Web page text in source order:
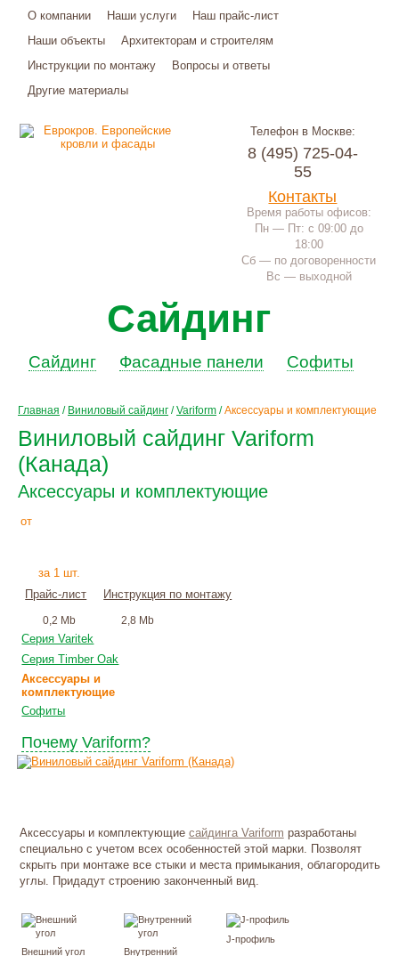
О компании Наши услуги
Наш прайс-лист
Наши объекты
Архитекторам и строителям
Инструкции по монтажу
Вопросы и ответы
Другие материалы
Телефон в Москве:
8 (495) 725-04-
55
Контакты
Время работы офисов:
Пн — Пт: с 09:00 до
18:00
Сб — по договоренности
Вс — выходной
Сайдинг
Сайдинг Фасадные панели Софиты
Главная / Виниловый сайдинг /Variform /Аксессуары и комплектующие
Виниловый сайдинг Variform
(Канада)
Аксессуары и комплектующие
от
за 1 шт.
Прайс-лист
0,2 Mb
Инструкция по монтажу
2,8 Mb
Серия Varitek
Серия Timber Oak
Аксессуары и
комплектующие
Софиты
Почему Variform?
Аксессуары и комплектующие сайдинга Variform разработаны
специально с учетом всех особенностей этой марки. Позволят
скрыть при монтаже все стыки и места примыкания, облагородить
углы. Придадут строению законченный вид.
Внешний угол
Внутренний
J-профиль